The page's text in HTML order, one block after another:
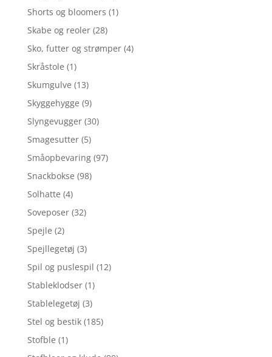
Shorts og bloomers (1)
Skabe og reoler (28)
Sko, futter og strømper (4)
Skråstole (1)
Skumgulve (13)
Skyggehygge (9)
Slyngevugger (30)
Smagesutter (5)
Småopbevaring (97)
Snackbokse (98)
Solhatte (4)
Soveposer (32)
Spejle (2)
Spejllegetøj (3)
Spil og puslespil (12)
Stableklodser (1)
Stablelegetøj (3)
Stel og bestik (185)
Stofble (1)